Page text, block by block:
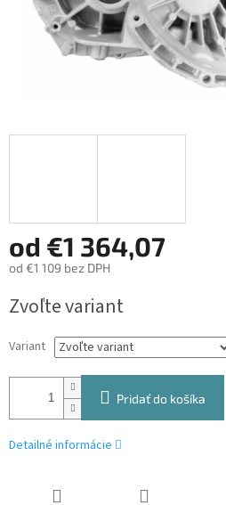
od €1 364,07
od €1 109 bez DPH
cena:
Zvoľte variant
Variant
Pridať do košíka
Detailné informácie